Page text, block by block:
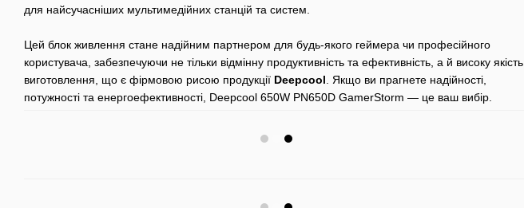
для найсучасніших мультимедійних станцій та систем.
Цей блок живлення стане надійним партнером для будь-якого геймера чи професійного
користувача, забезпечуючи не тільки відмінну продуктивність та ефективність, а й високу якість
виготовлення, що є фірмовою рисою продукції Deepcool . Якщо ви прагнете надійності,
потужності та енергоефективності, Deepcool 650W PN650D GamerStorm — це ваш вибір.